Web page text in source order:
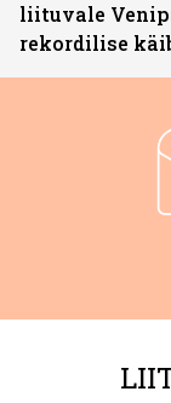
liituvale
rekordilise